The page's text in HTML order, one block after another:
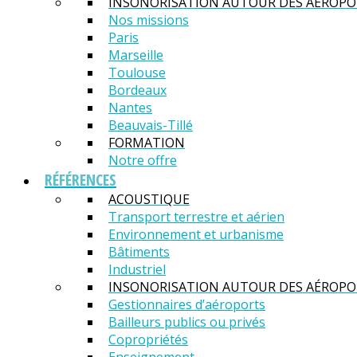
Nos missions
Paris
Marseille
Toulouse
Bordeaux
Nantes
Beauvais-Tillé
FORMATION
Notre offre
RÉFÉRENCES
ACOUSTIQUE
Transport terrestre et aérien
Environnement et urbanisme
Bâtiments
Industriel
INSONORISATION AUTOUR DES
Gestionnaires d’aéroports
Bailleurs publics ou privés
Copropriétés